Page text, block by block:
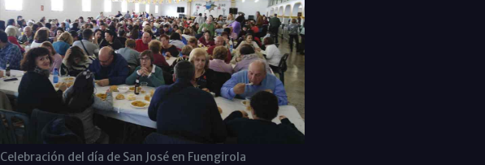
Celebración del día de San José en Fuengirola